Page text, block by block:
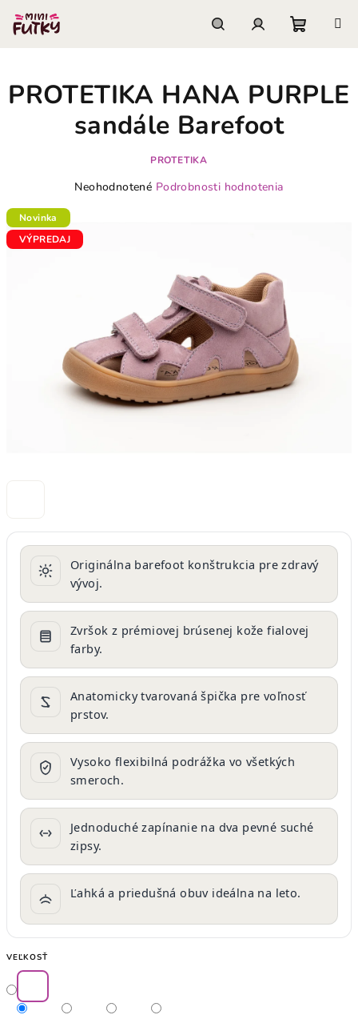
obsah
košík
Originálna barefoot konštrukcia pre zdravý
vývoj.
Zvršok z prémiovej brúsenej kože fialovej
farby.
Anatomicky tvarovaná špička pre voľnosť
prstov.
Vysoko flexibilná podrážka vo všetkých
smeroch.
Jednoduché zapínanie na dva pevné suché
zipsy.
Ľahká a priedušná obuv ideálna na leto.
VEĽKOSŤ
PROTETIKA HANA PURPLE
sandále Barefoot
PROTETIKA
Priemerné
je
0,0
Neohodnotené Podrobnosti hodnotenia
Novinka
VÝPREDAJ